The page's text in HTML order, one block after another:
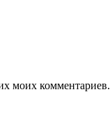
моих комментариев.